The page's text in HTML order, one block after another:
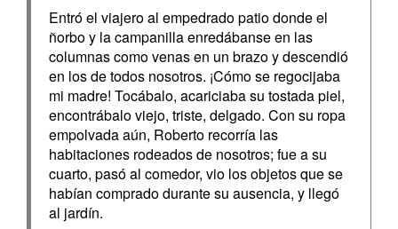
Entró el viajero al empedrado patio donde el
ñorbo y la campanilla enredábanse en las
columnas como venas en un brazo y descendió
en los de todos nosotros. ¡Cómo se regocijaba
mi madre! Tocábalo, acariciaba su tostada piel,
encontrábalo viejo, triste, delgado. Con su ropa
empolvada aún, Roberto recorría las
habitaciones rodeados de nosotros; fue a su
cuarto, pasó al comedor, vio los objetos que se
habían comprado durante su ausencia, y llegó
al jardín.